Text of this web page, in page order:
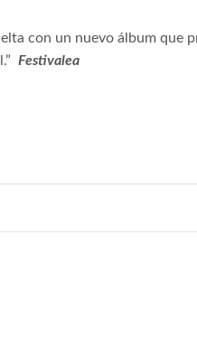
con un nuevo álbum que
Festivalea